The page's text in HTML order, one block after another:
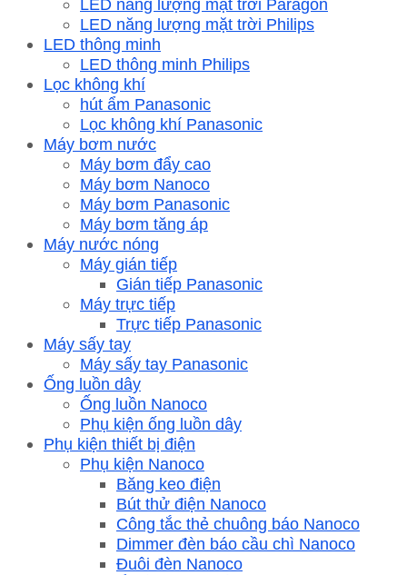
LED năng lượng mặt trời Paragon
LED năng lượng mặt trời Philips
LED thông minh
LED thông minh Philips
Lọc không khí
hút ẩm Panasonic
Lọc không khí Panasonic
Máy bơm nước
Máy bơm đẩy cao
Máy bơm Nanoco
Máy bơm Panasonic
Máy bơm tăng áp
Máy nước nóng
Máy gián tiếp
Gián tiếp Panasonic
Máy trực tiếp
Trực tiếp Panasonic
Máy sấy tay
Máy sấy tay Panasonic
Ống luồn dây
Ống luồn Nanoco
Phụ kiện ống luồn dây
Phụ kiện thiết bị điện
Phụ kiện Nanoco
Băng keo điện
Bút thử điện Nanoco
Công tắc thẻ chuông báo Nanoco
Dimmer đèn báo cầu chì Nanoco
Đuôi đèn Nanoco